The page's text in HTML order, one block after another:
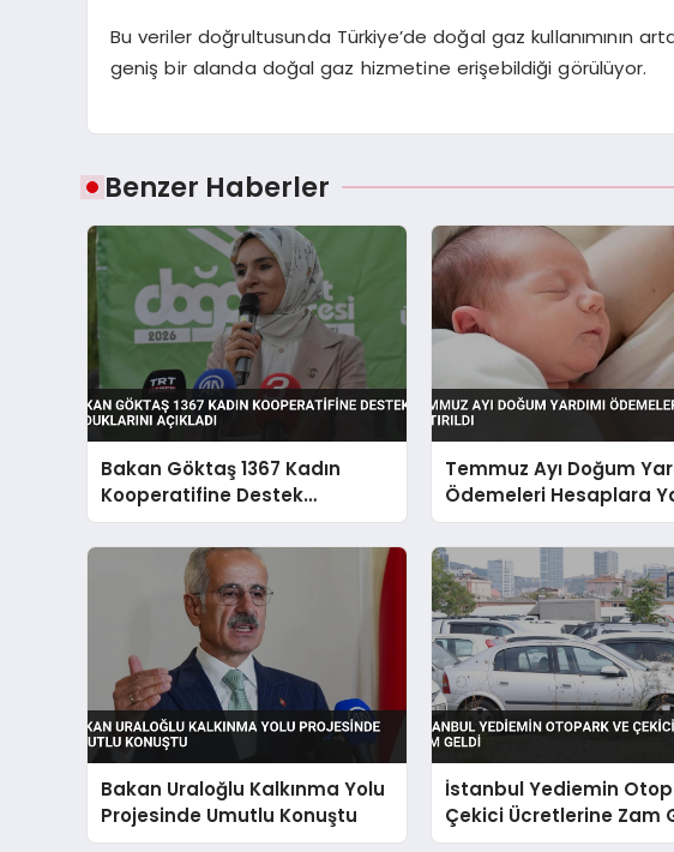
Bu veriler doğrultusunda Türkiye’de doğal gaz kullanımının
geniş bir alanda doğal gaz hizmetine erişebildiği görülüyor.
Benzer Haberler
Bakan Göktaş 1367 Kadın
Kooperatifine Destek
Olduklarını Açıkladı
Temmuz Ayı Doğum
Ödemeleri Hesaplara
Bakan Uraloğlu Kalkınma Yolu
Projesinde Umutlu Konuştu
İstanbul Yediemin
Çekici Ücretlerine Zam